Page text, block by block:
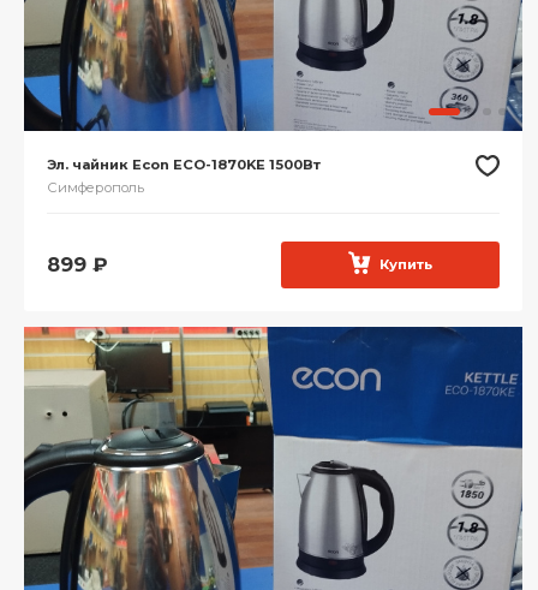
Эл. чайник Econ ECO-1870KE 1500Вт
Симферополь
899 ₽ Купить